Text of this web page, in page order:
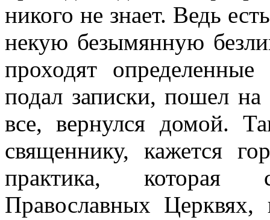
никого не знает. Ведь
некую безымянную
проходят
подал записки, пошел
все, вернулся домой.
священнику, кажется
практика, которая
Православных